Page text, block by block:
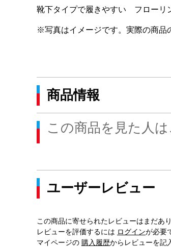
靴下タイプで履きやすい フローリ
※写真はイメージです。実際の商品
商品情報
この商品を見た人
ユーザーレビュー
この商品に寄せられたレビューはまだあり
レビューを評価するには ログインが必要
マイページの 購入履歴からレビューを記